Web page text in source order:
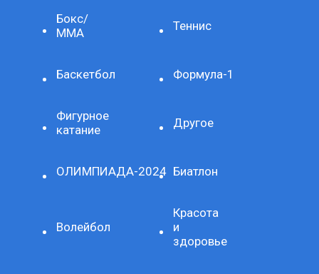
Бокс/
ММА
Теннис
Баскетбол Формула-1
Фигурное
катание
Другое
ОЛИМПИАДА-2024 Биатлон
Волейбол
Красота
и
здоровье